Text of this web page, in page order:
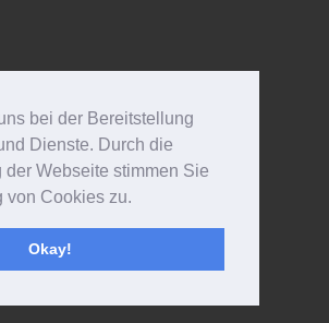
bei der Bereitstellung
Dienste. Durch die
Webseite stimmen Sie
von Cookies zu.
Okay!